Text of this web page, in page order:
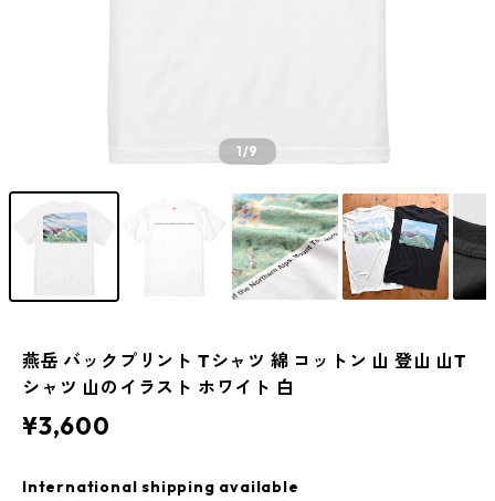
1/9
燕岳 バックプリント Tシャツ 綿 コットン 山 登山 山T
シャツ 山のイラスト ホワイト 白
¥3,600
International shipping available